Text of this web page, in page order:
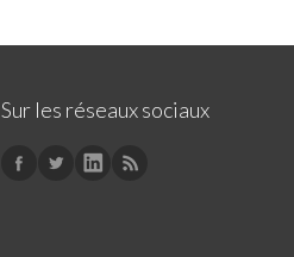
Sur les réseaux sociaux